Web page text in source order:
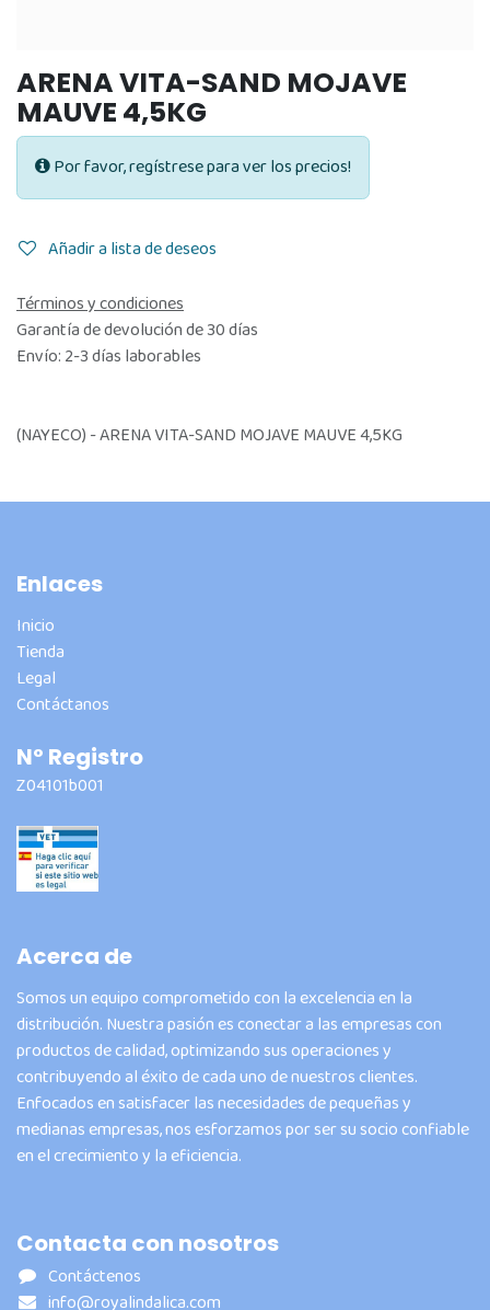
ARENA VITA-SAND MOJAVE
MAUVE 4,5KG
Por favor, regístrese para ver los precios!
Añadir a lista de deseos
Términos y condiciones
Garantía de devolución de 30 días
Envío: 2-3 días laborables
(NAYECO) - ARENA VITA-SAND MOJAVE MAUVE 4,5KG
Enlaces
Inicio
Tienda
Legal
Contáctanos
Nº Registro
Z04101b001
Acerca de
Somos un equipo comprometido con la excelencia en la
distribución. Nuestra pasión es conectar a las empresas con
productos de calidad, optimizando sus operaciones y
contribuyendo al éxito de cada uno de nuestros clientes.
Enfocados en satisfacer las necesidades de pequeñas y
medianas empresas, nos esforzamos por ser su socio confiable
en el crecimiento y la eficiencia.
Contacta con nosotros
Contáctenos
info@royalindalica.com